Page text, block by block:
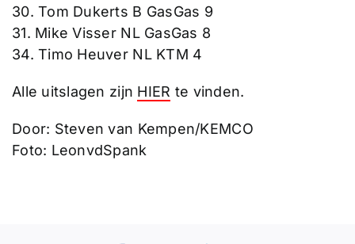
30. Tom Dukerts B GasGas 9
31. Mike Visser NL GasGas 8
34. Timo Heuver NL KTM 4
Alle uitslagen zijn HIER te vinden.
Door: Steven van Kempen/KEMCO
Foto: LeonvdSpank